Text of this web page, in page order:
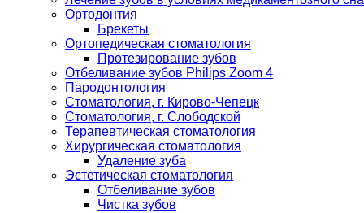
Ортодонтия
Брекеты
Ортопедическая стоматология
Протезирование зубов
Отбеливание зубов Philips Zoom 4
Пародонтология
Стоматология, г. Кирово-Чепецк
Стоматология, г. Слободской
Терапевтическая стоматология
Хирургическая стоматология
Удаление зуба
Эстетическая стоматология
Отбеливание зубов
Чистка зубов